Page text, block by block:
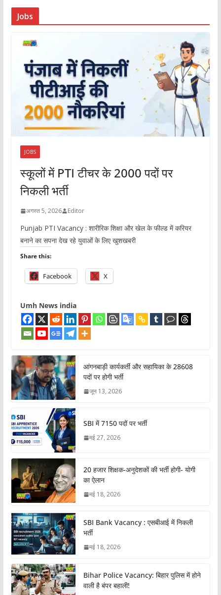
Jobs
JOBS
स्कूलों में PTI टीचर के 2000 पदों पर
निकली भर्ती
अगस्त 5, 2026 Editor
Punjab PTI Vacancy : शारीरिक शिक्षा और खेल के फील्ड में करियर
बनाने का सपना देख रहे युवाओं के लिए खुशखबरी
Share this:
Facebook X
Umh News india
आंगनबाड़ी कार्यकर्ती और सहायिका के 28608
पदों पर होगी भर्ती
जून 13, 2026
SBI में 7150 पदों पर भर्ती
मई 27, 2026
20 हजार शिक्षक-अनुदेशकों की भर्ती होगी- योगी
का ऐलान
मई 18, 2026
SBI Bank Vacancy : एसबीआई में निकली
भर्ती
मई 18, 2026
Bihar Police Vacancy: बिहार पुलिस में होने
वाली है बंपर बहाली!